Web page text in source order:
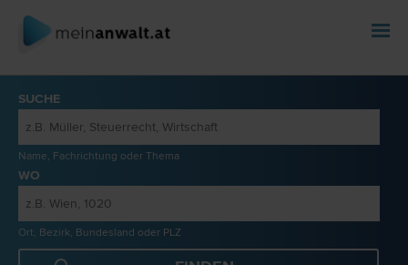
SUCHE
Name, Fachrichtung oder Thema
WO
Ort, Bezirk, Bundesland oder PLZ